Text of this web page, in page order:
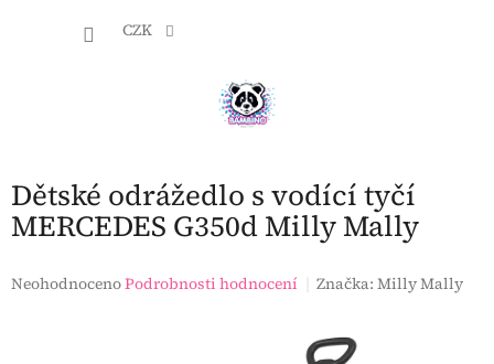
CZK
Dětské odrážedlo s vodící tyčí
MERCEDES G350d Milly Mally
Průměrné
NeohodnocenoPodrobnosti hodnocení Značka:Milly Mally